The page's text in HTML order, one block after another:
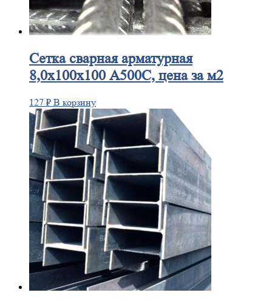
Сеткасварная арматурная
8,0х100х100 А500С, цена за м2
127 ₽ В корзину